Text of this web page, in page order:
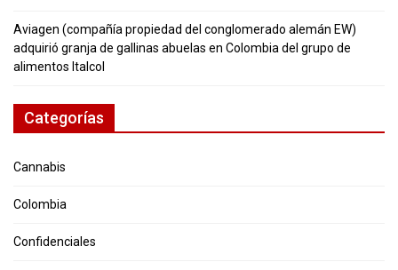
Aviagen (compañía propiedad del conglomerado alemán EW)
adquirió granja de gallinas abuelas en Colombia del grupo de
alimentos Italcol
Categorías
Cannabis
Colombia
Confidenciales